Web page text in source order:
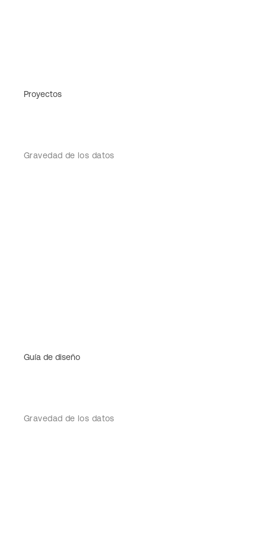
Proyectos
Gravedad de los datos
Guía de diseño
Gravedad de los datos